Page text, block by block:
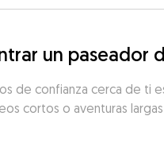
un paseador
de confianza cerca de ti
cortos o aventuras